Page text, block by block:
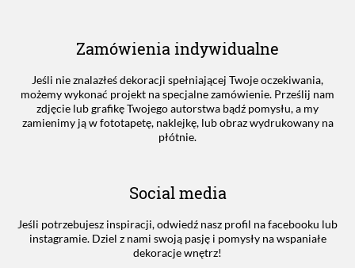
Zamówienia indywidualne
Jeśli nie znalazłeś dekoracji spełniającej Twoje oczekiwania,
możemy wykonać projekt na specjalne zamówienie. Prześlij nam
zdjęcie lub grafikę Twojego autorstwa bądź pomysłu, a my
zamienimy ją w fototapetę, naklejkę, lub obraz wydrukowany na
płótnie.
Social media
Jeśli potrzebujesz inspiracji, odwiedź nasz profil na facebooku lub
instagramie. Dziel z nami swoją pasję i pomysły na wspaniałe
dekoracje wnętrz!